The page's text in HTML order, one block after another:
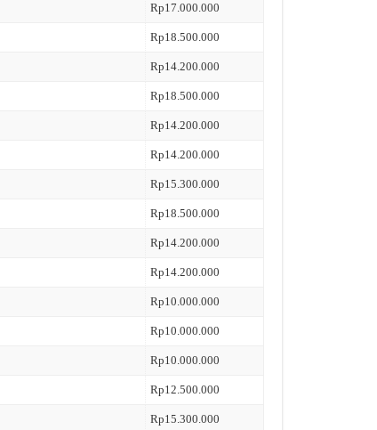
Rp17.000.000
Rp18.500.000
Rp14.200.000
Rp18.500.000
Rp14.200.000
Rp14.200.000
Rp15.300.000
Rp18.500.000
Rp14.200.000
Rp14.200.000
Rp10.000.000
Rp10.000.000
Rp10.000.000
Rp12.500.000
Rp15.300.000